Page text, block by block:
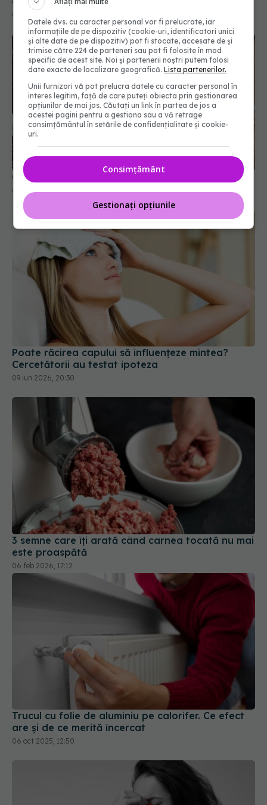
05 mar 2026, 18:06
Cum se taie corect ceapa cubulețe
03 mar 2026, 19:16
Poate răcirea capului să influențeze mintea?
Cercetătorii au testat ipoteza
09 iun 2026, 20:30
3 semne care îți arată când carnea tocată nu mai
este proaspătă
06 feb 2026, 17:12
Trucul cu folie de aluminiu pe calorifer. Ce efect
are și de ce merită încercat
06 oct 2025, 12:50
Datele dvs. cu caracter personal vor fi prelucrate, iar
informațiile de pe dispozitiv (cookie-uri, identificatori unici
și alte date de pe dispozitiv) pot fi stocate, accesate de și
trimise către 224 de parteneri sau pot fi folosite în mod
specific de acest site. Noi și partenerii noștri putem folosi
date exacte de localizare geografică.Lista partenerilor.
Unii furnizori vă pot prelucra datele cu caracter personal în
interes legitim, față de care puteți obiecta prin gestionarea
opțiunilor de mai jos. Căutați un link în partea de jos a
acestei pagini pentru a gestiona sau a vă retrage
consimțământul în setările de confidențialitate și cookie-
uri.
Consimțământ
Gestionați opțiunile